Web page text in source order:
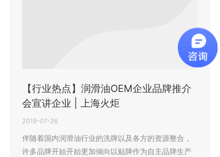
【行业热点】润滑油OEM企业品牌推介
会宣讲企业 | 上海火炬
2019-07-26
伴随着国内润滑油行业的洗牌以及各方的资源整合，
许多品牌开始开始更加倾向以贴牌作为自主品牌生产